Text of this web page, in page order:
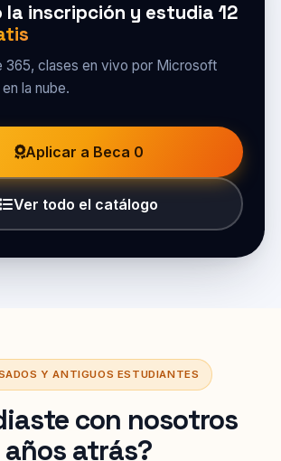
la inscripción y estudia 12
365, clases en vivo por Microsoft
la nube.
Aplicar a Beca 0
Ver todo el catálogo
Y ANTIGUOS ESTUDIANTES
con nosotros
años atrás?